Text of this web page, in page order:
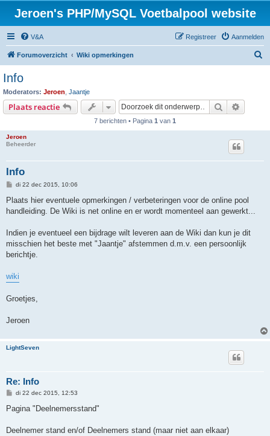
Jeroen's PHP/MySQL Voetbalpool website
V&A Aanmelden
Registreer
Forumoverzicht Wiki opmerkingen
Info
Moderators: Jeroen Jaantje
Plaats reactie Zoek
7 berichten • Pagina 1 van 1
Jeroen
Beheerder
Info
B
r
c
di 22 dec 2015, 10:06
Plaats hier eventuele opmerkingen / verbeteringen voor de online pool
handleiding. De Wiki is net online en er wordt momenteel aan gewerkt...
Indien je eventueel een bijdrage wilt leveren aan de Wiki dan kun je dit
misschien het beste met "Jaantje" afstemmen d.m.v. een persoonlijk
berichtje.
wiki
Groetjes,
Jeroen
LightSeven
Re: Info
B
r
h
di 22 dec 2015, 12:53
Pagina "Deelnemersstand"
Deelnemer stand en/of Deelnemers stand (maar niet aan elkaar)